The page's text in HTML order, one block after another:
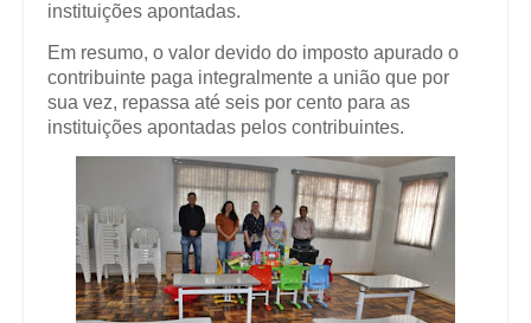
instituições apontadas.
Em resumo, o valor devido do imposto apurado o
contribuinte paga integralmente a união que por
sua vez, repassa até seis por cento para as
instituições apontadas pelos contribuintes.